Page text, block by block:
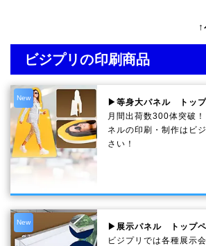
ビジプリの印刷商品
New
▶等身大パネル トッ
月間出荷数300体突破
ネルの印刷・制作は ビ
さい！
New
▶展示パネル トップ
ビジプリでは各種展示